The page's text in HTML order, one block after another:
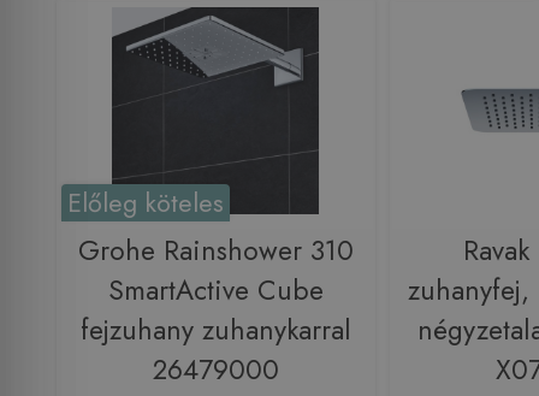
Előleg köteles
Grohe Rainshower 310
SmartActive Cube
fejzuhany zuhanykarral
26479000